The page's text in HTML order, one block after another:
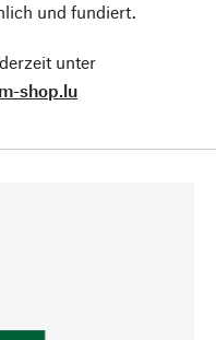
und fundiert.
unter
shop.lu